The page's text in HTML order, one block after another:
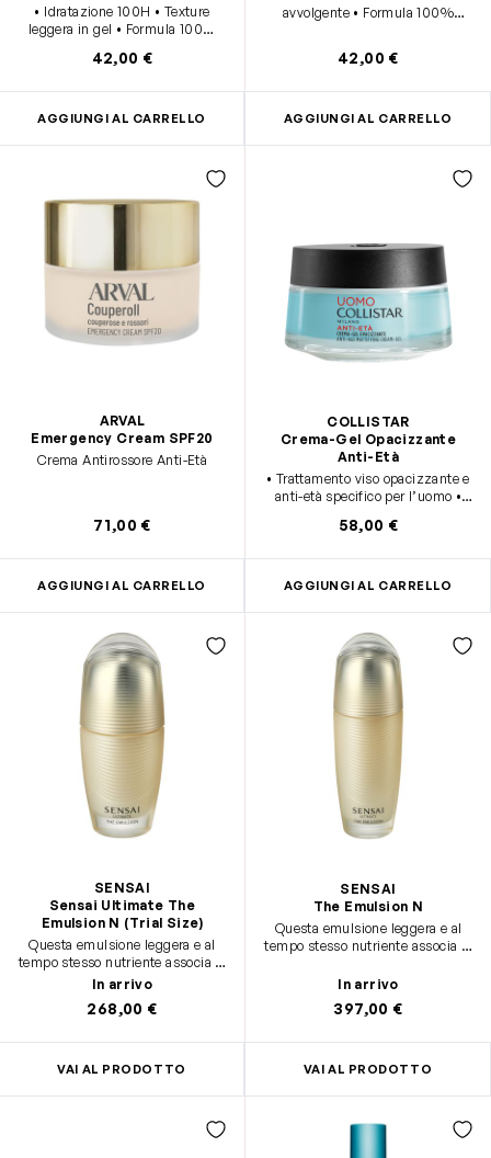
• Idratazione 100H • Texture
leggera in gel • Formula 100%
• 0% siiconi • Ideale per pelli da
42,00 €
AGGIUNGI AL CARRELLO
avvolgente • Formula 100%
normali a secche
42,00 €
AGGIUNGI AL CARRELLO
ARVAL
Emergency Cream SPF20
Crema Antirossore Anti-Età
71,00 €
AGGIUNGI AL CARRELLO
COLLISTAR
Crema-Gel Opacizzante
Anti-Età
• Trattamento viso opacizzante e
anti-età specifico per l’uomo •
facile assorbimento • Adatto alla
58,00 €
AGGIUNGI AL CARRELLO
SENSAI
Sensai Ultimate The
Emulsion N (Trial Size)
Questa emulsione leggera e al
tempo stesso nutriente associa la
freschezza di un'essenza e la
In arrivo
268,00 €
VAI AL PRODOTTO
SENSAI
The Emulsion N
Questa emulsione leggera e al
tempo stesso nutriente associa la
ricchezza di un olio.
In arrivo
397,00 €
VAI AL PRODOTTO